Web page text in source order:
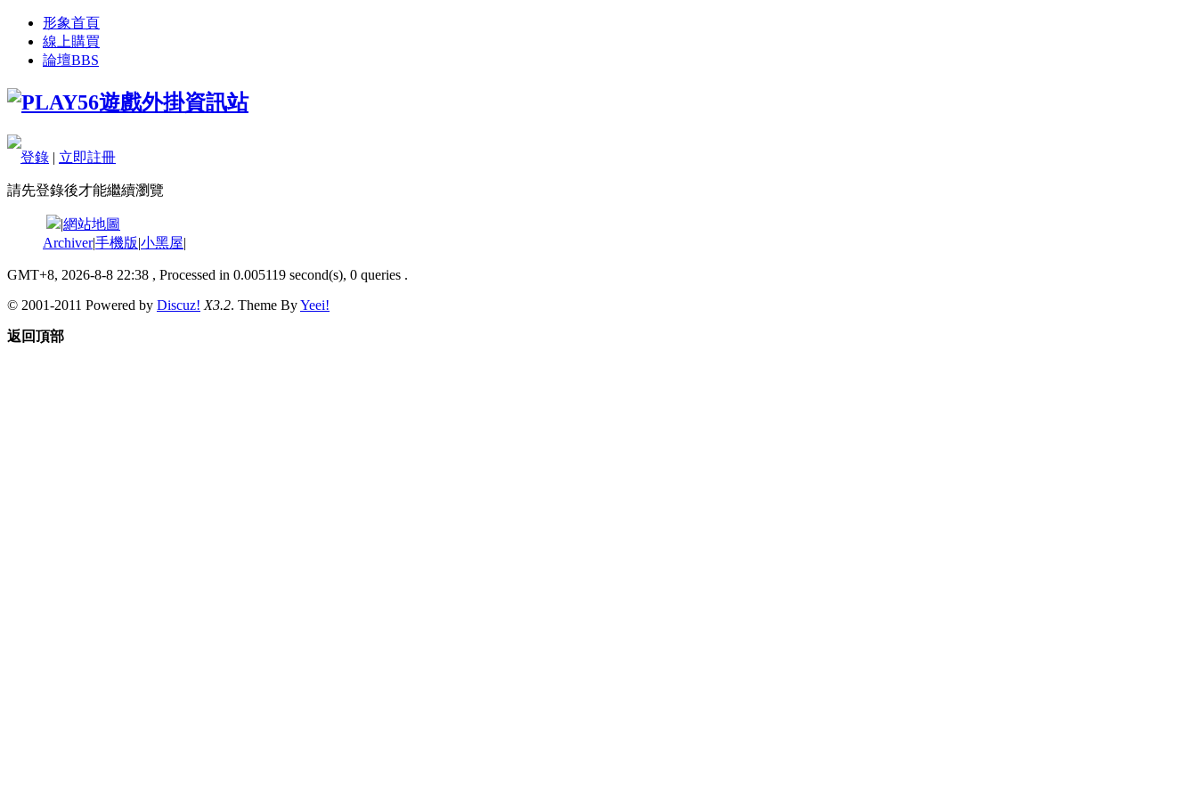
形象首頁
線上購買
論壇BBS
登錄 | 立即註冊
請先登錄後才能繼續瀏覽
|網站地圖
Archiver|手機版|小黑屋|
GMT+8, 2026-8-8 22:38 , Processed in 0.005119 second(s), 0 queries .
© 2001-2011 Powered by Discuz! X3.2. Theme ByYeei!
返回頂部